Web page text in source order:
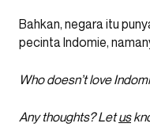
Bahkan, negara itu
pecinta Indomie,
Who doesn’t love
Any thoughts? Letus